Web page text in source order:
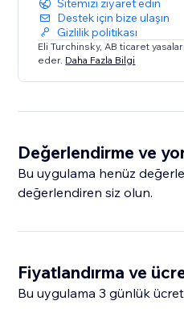
Sitemizi ziyaret edin
Destek için bize ulaşın
Gizlilik politikası
Eli Turchinsky, AB ticaret
eder. Daha Fazla Bilgi
Değerlendirme ve
Bu uygulama henüz
değerlendiren siz olun.
Fiyatlandırma ve
Bu uygulama 3 günlük